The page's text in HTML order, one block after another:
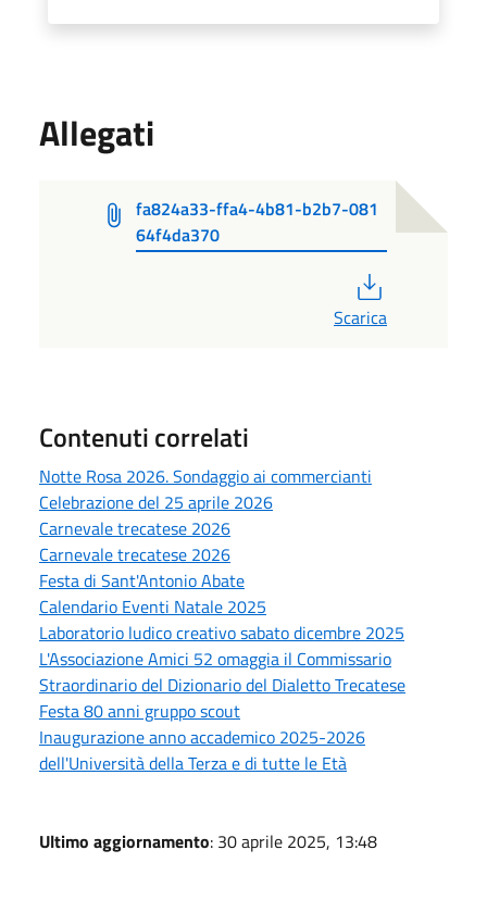
Allegati
fa824a33-ffa4-4b81-b2b7-081
64f4da370
Scarica
Contenuti correlati
Notte Rosa 2026. Sondaggio ai commercianti
Celebrazione del 25 aprile 2026
Carnevale trecatese 2026
Carnevale trecatese 2026
Festa di Sant'Antonio Abate
Calendario Eventi Natale 2025
Laboratorio ludico creativo sabato dicembre 2025
L'Associazione Amici 52 omaggia il Commissario
Straordinario del Dizionario del Dialetto Trecatese
Festa 80 anni gruppo scout
Inaugurazione anno accademico 2025-2026
dell'Università della Terza e di tutte le Età
Ultimo aggiornamento: 30 aprile 2025, 13:48